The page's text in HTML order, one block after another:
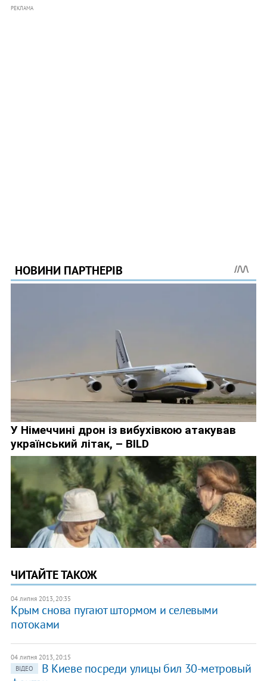
РЕКЛАМА
ЧИТАЙТЕ ТАКОЖ
04 липня 2013, 20:35
Крым снова пугают штормом и селевыми
потоками
04 липня 2013, 20:15
ВІДЕО
В Киеве посреди улицы бил 30-метровый